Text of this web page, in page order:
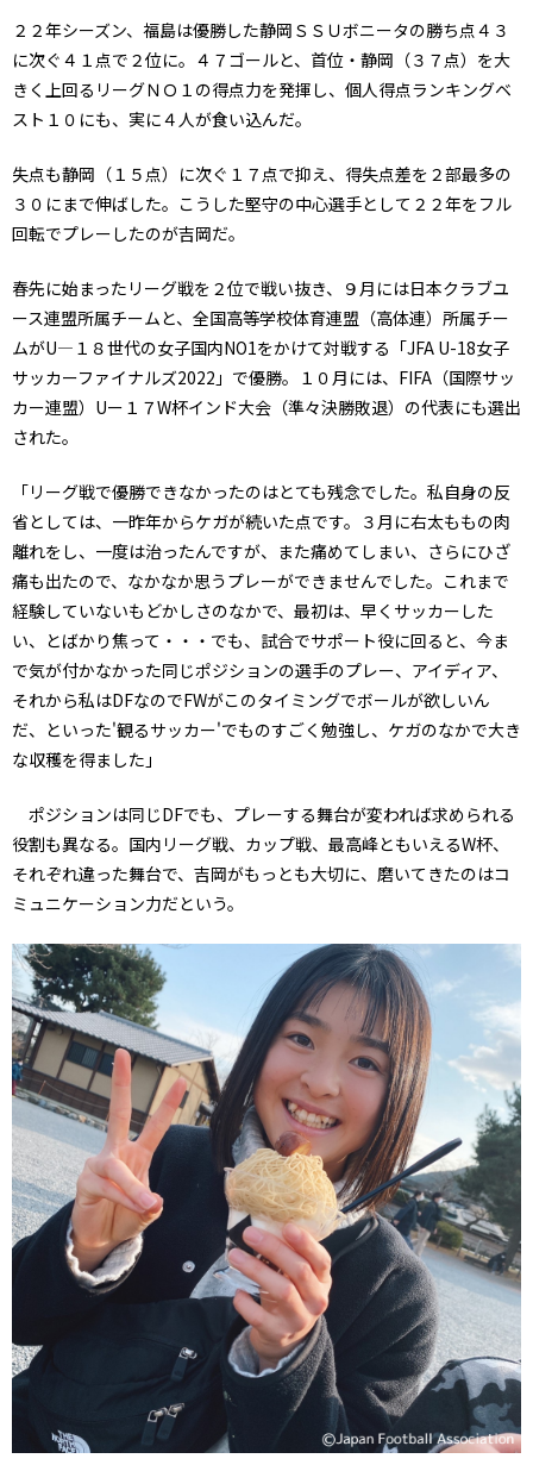
２２年シーズン、福島は優勝した静岡ＳＳＵボニータの勝ち点４３
に次ぐ４１点で２位に。４７ゴールと、首位・静岡（３７点）を大
きく上回るリーグＮＯ１の得点力を発揮し、個人得点ランキングベ
スト１０にも、実に４人が食い込んだ。
失点も静岡（１５点）に次ぐ１７点で抑え、得失点差を２部最多の
３０にまで伸ばした。こうした堅守の中心選手として２２年をフル
回転でプレーしたのが吉岡だ。
春先に始まったリーグ戦を２位で戦い抜き、９月には日本クラブユ
ース連盟所属チームと、全国高等学校体育連盟（高体連）所属チー
ムがU―１８世代の女子国内NO1をかけて対戦する「JFA U-18女子
サッカーファイナルズ2022」で優勝。１０月には、FIFA（国際サッ
カー連盟）Uー１７W杯インド大会（準々決勝敗退）の代表にも選出
された。
「リーグ戦で優勝できなかったのはとても残念でした。私自身の反
省としては、一昨年からケガが続いた点です。３月に右太ももの肉
離れをし、一度は治ったんですが、また痛めてしまい、さらにひざ
痛も出たので、なかなか思うプレーができませんでした。これまで
経験していないもどかしさのなかで、最初は、早くサッカーした
い、とばかり焦って・・・でも、試合でサポート役に回ると、今ま
で気が付かなかった同じポジションの選手のプレー、アイディア、
それから私はDFなのでFWがこのタイミングでボールが欲しいん
だ、といった'観るサッカー'でものすごく勉強し、ケガのなかで大き
な収穫を得ました」
ポジションは同じDFでも、プレーする舞台が変われば求められる
役割も異なる。国内リーグ戦、カップ戦、最高峰ともいえるW杯、
それぞれ違った舞台で、吉岡がもっとも大切に、磨いてきたのはコ
ミュニケーション力だという。